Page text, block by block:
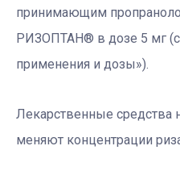
принимающим
РИЗОПТАН® в дозе 5 мг
применения и дозы»).
Лекарственные средства
меняют концентрации